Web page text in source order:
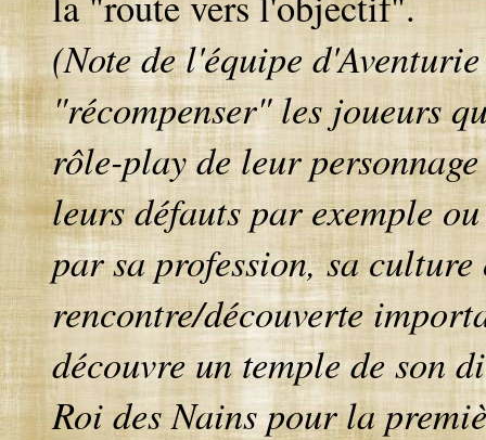
(Note de l'équipe
"récompenser" les joueurs
rôle-play de leur
leurs défauts par exemple
par sa profession, sa
rencontre/découverte
découvre un temple de son
Roi des Nains pour la